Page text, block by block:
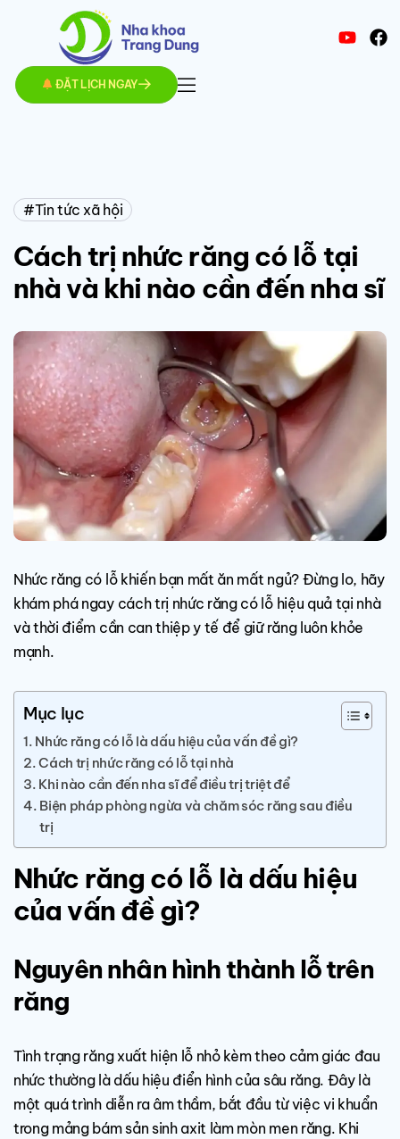
ĐẶT LỊCH NGAY
Tin tức xã hội
Cách trị nhức răng có lỗ tại
nhà và khi nào cần đến nha sĩ
Nhức răng có lỗ khiến bạn mất ăn mất ngủ? Đừng lo, hãy
khám phá ngay cách trị nhức răng có lỗ hiệu quả tại nhà
và thời điểm cần can thiệp y tế để giữ răng luôn khỏe
mạnh.
Mục lục
Nhức răng có lỗ là dấu hiệu của vấn đề gì?
Cách trị nhức răng có lỗ tại nhà
Khi nào cần đến nha sĩ để điều trị triệt để
Biện pháp phòng ngừa và chăm sóc răng sau điều
trị
Nhức răng có lỗ là dấu hiệu
của vấn đề gì?
Nguyên nhân hình thành lỗ trên
răng
Tình trạng răng xuất hiện lỗ nhỏ kèm theo cảm giác đau
nhức thường là dấu hiệu điển hình của sâu răng. Đây là
một quá trình diễn ra âm thầm, bắt đầu từ việc vi khuẩn
trong mảng bám sản sinh axit làm mòn men răng. Khi